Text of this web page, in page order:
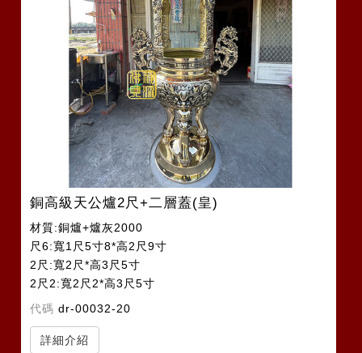
銅高級天公爐2尺+二層蓋(皇)
材質:銅爐+爐灰2000
尺6:寬1尺5寸8*高2尺9寸
2尺:寬2尺*高3尺5寸
2尺2:寬2尺2*高3尺5寸
代碼 dr-00032-20
詳細介紹